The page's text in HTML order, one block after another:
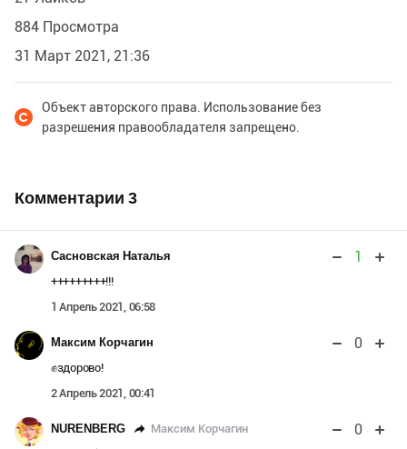
884 Просмотра
31 Март 2021, 21:36
Объект авторского права. Использование без
разрешения правообладателя запрещено.
Комментарии 3
Сасновская Наталья 1
+++++++++!!!
1 Апрель 2021, 06:58
Максим Корчагин 0
✊здорово!
2 Апрель 2021, 00:41
NURENBERG Максим Корчагин 0